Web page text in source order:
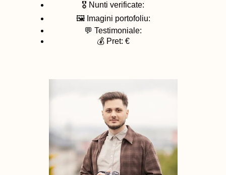
🎖️ Nunti verificate:
🖼️ Imagini portofoliu:
💬 Testimoniale:
💰 Pret: €